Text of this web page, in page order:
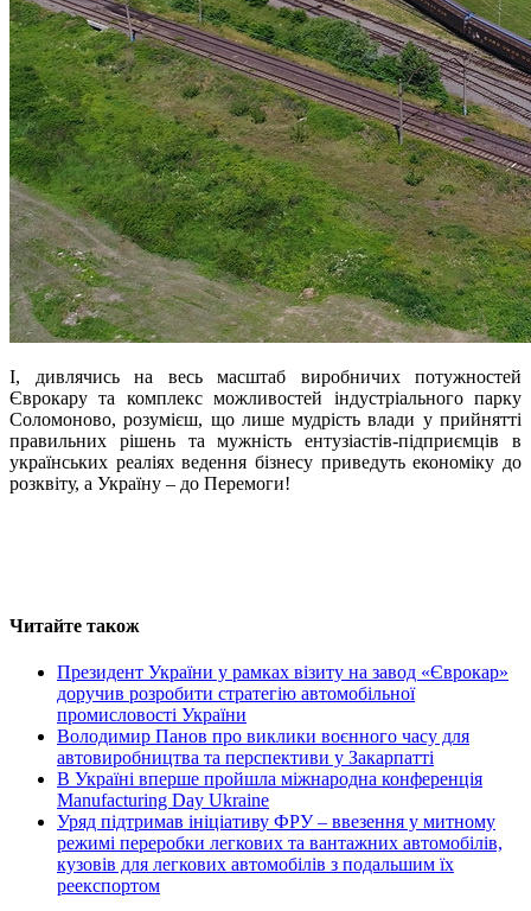
І, дивлячись на весь масштаб виробничих потужностей
Єврокару та комплекс можливостей індустріального парку
Соломоново, розумієш, що лише мудрість влади у прийнятті
правильних рішень та мужність ентузіастів-підприємців в
українських реаліях ведення бізнесу приведуть економіку до
розквіту, а Україну – до Перемоги!
Читайте також
Президент України у рамках візиту на завод «Єврокар»
доручив розробити стратегію автомобільної
промисловості України
Володимир Панов про виклики воєнного часу для
автовиробництва та перспективи у Закарпатті
В Україні вперше пройшла міжнародна конференція
Manufacturing Day Ukraine
Уряд підтримав ініціативу ФРУ – ввезення у митному
режимі переробки легкових та вантажних автомобілів,
кузовів для легкових автомобілів з подальшим їх
реекспортом